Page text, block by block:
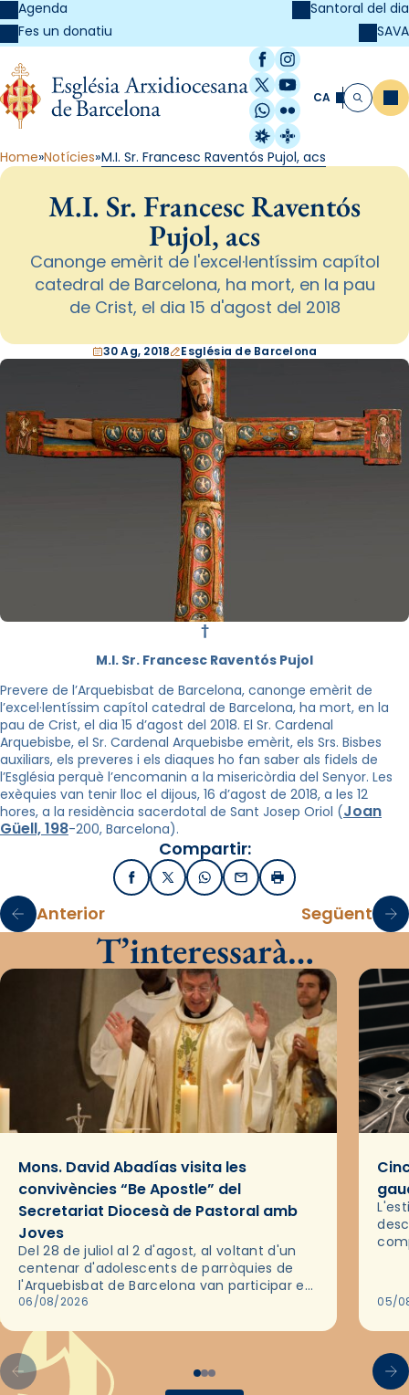
Agenda
Fes un donatiu
Santoral del dia
SAVA
Facebook
Instagram
X / Twitter
YouTube
WhatsApp
Flickr
Radio Estel
Catalunya
CA Cerca
Home Notícies M.I. Sr. Francesc Raventós Pujol, acs
M.I. Sr. Francesc Raventós
Pujol, acs
Canonge emèrit de l'excel·lentíssim capítol
catedral de Barcelona, ha mort, en la pau
de Crist, el dia 15 d'agost del 2018
30 Ag, 2018 Església de Barcelona
†
M.I. Sr. Francesc Raventós Pujol
Prevere de l’Arquebisbat de Barcelona, canonge emèrit de
l’excel·lentíssim capítol catedral de Barcelona, ha mort, en la
pau de Crist, el dia 15 d’agost del 2018. El Sr. Cardenal
Arquebisbe, el Sr. Cardenal Arquebisbe emèrit, els Srs. Bisbes
auxiliars, els preveres i els diaques ho fan saber als fidels de
l’Església perquè l’encomanin a la misericòrdia del Senyor. Les
exèquies van tenir lloc el dijous, 16 d’agost de 2018, a les 12
hores, a la residència sacerdotal de Sant Josep Oriol (Joan
Güell, 198-200, Barcelona).
Compartir:
FacebookX / TwitterWhatsApp
EmailImprimir
Anterior Següent
T’interessarà…
Mons. David Abadías visita les
convivències “Be Apostle” del
Secretariat Diocesà de Pastoral amb
Joves
Del 28 de juliol al 2 d'agost, al voltant d'un
centenar d'adolescents de parròquies de
l'Arquebisbat de Barcelona van participar en
les convivències Be Apostle, organitzades
06/08/2026 05/